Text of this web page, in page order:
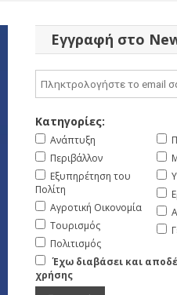
Εγγραφή στο
Κατηγορίες:
Ανάπτυξη
Περιβάλλον
Εξυπηρέτηση του
Πολίτη
Αγροτική Οικονομία
Τουρισμός
Πολιτισμός
Έχω διαβάσει και
χρήσης